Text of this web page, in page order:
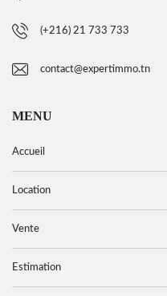
(+216) 21 733 733
contact@expertimmo.tn
MENU
Accueil
Location
Vente
Estimation